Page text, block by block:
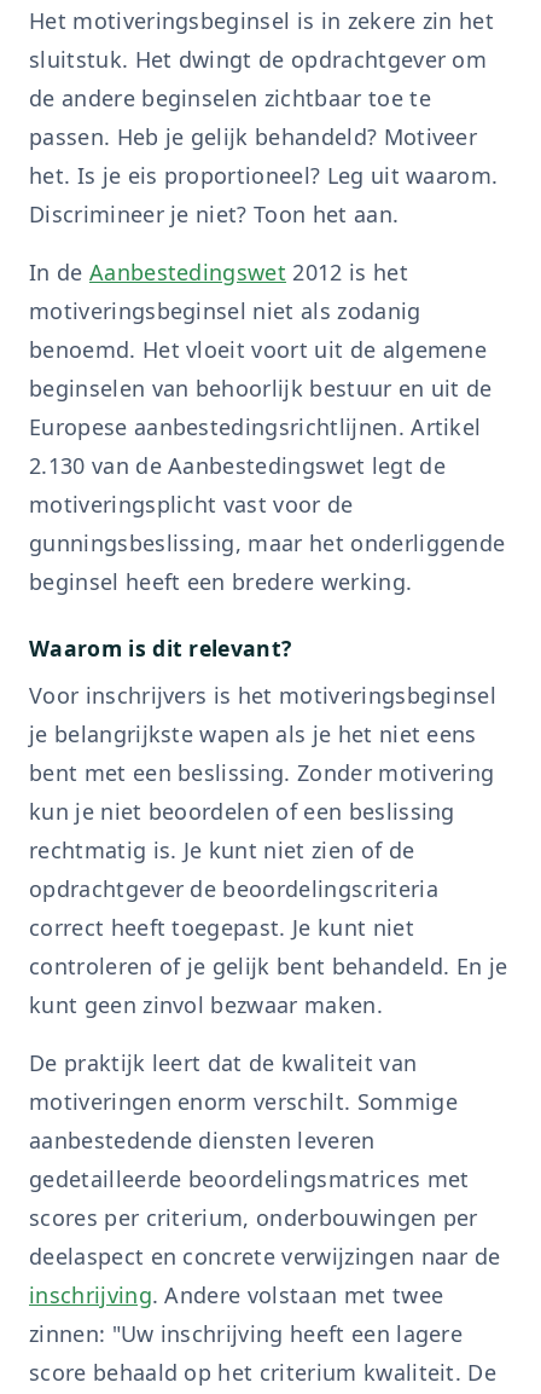
Het motiveringsbeginsel is in zekere zin het
sluitstuk. Het dwingt de opdrachtgever om
de andere beginselen zichtbaar toe te
passen. Heb je gelijk behandeld? Motiveer
het. Is je eis proportioneel? Leg uit waarom.
Discrimineer je niet? Toon het aan.
In de Aanbestedingswet 2012 is het
motiveringsbeginsel niet als zodanig
benoemd. Het vloeit voort uit de algemene
beginselen van behoorlijk bestuur en uit de
Europese aanbestedingsrichtlijnen. Artikel
2.130 van de Aanbestedingswet legt de
motiveringsplicht vast voor de
gunningsbeslissing, maar het onderliggende
beginsel heeft een bredere werking.
Waarom is dit relevant?
Voor inschrijvers is het motiveringsbeginsel
je belangrijkste wapen als je het niet eens
bent met een beslissing. Zonder motivering
kun je niet beoordelen of een beslissing
rechtmatig is. Je kunt niet zien of de
opdrachtgever de beoordelingscriteria
correct heeft toegepast. Je kunt niet
controleren of je gelijk bent behandeld. En je
kunt geen zinvol bezwaar maken.
De praktijk leert dat de kwaliteit van
motiveringen enorm verschilt. Sommige
aanbestedende diensten leveren
gedetailleerde beoordelingsmatrices met
scores per criterium, onderbouwingen per
deelaspect en concrete verwijzingen naar de
inschrijving. Andere volstaan met twee
zinnen: "Uw inschrijving heeft een lagere
score behaald op het criterium kwaliteit. De